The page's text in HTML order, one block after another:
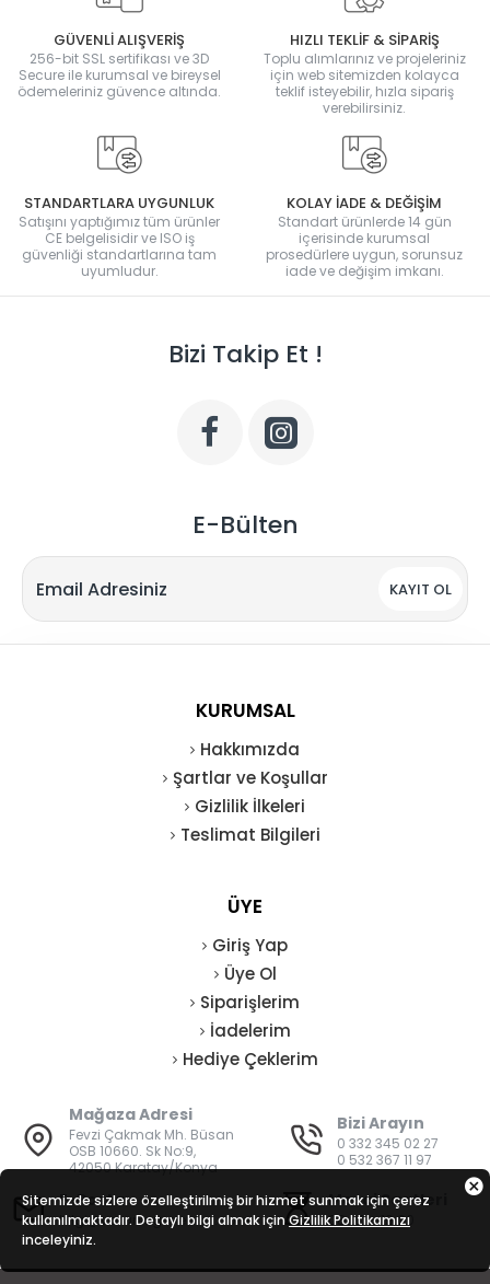
GÜVENLİ ALIŞVERİŞ
256-bit SSL sertifikası ve 3D
Secure ile kurumsal ve bireysel
ödemeleriniz güvence altında.
HIZLI TEKLİF & SİPARİŞ
Toplu alımlarınız ve projeleriniz
için web sitemizden kolayca
teklif isteyebilir, hızla sipariş
verebilirsiniz.
STANDARTLARA UYGUNLUK
Satışını yaptığımız tüm ürünler
CE belgelisidir ve ISO iş
güvenliği standartlarına tam
uyumludur.
KOLAY İADE & DEĞİŞİM
Standart ürünlerde 14 gün
içerisinde kurumsal
prosedürlere uygun, sorunsuz
iade ve değişim imkanı.
Bizi Takip Et !
E-Bülten
KAYIT OL
KURUMSAL
Hakkımızda
Şartlar ve Koşullar
Gizlilik İlkeleri
Teslimat Bilgileri
ÜYE
Giriş Yap
Üye Ol
Siparişlerim
İadelerim
Hediye Çeklerim
Mağaza Adresi
Fevzi Çakmak Mh. Büsan
OSB 10660. Sk No:9,
42050 Karatay/Konya
Bizi Arayın
0 332 345 02 27
0 532 367 11 97
E-Posta
bilgi@vatanisguvenligi.com
Mesai Saatleri
08:00 - 19:00
Sitemizde sizlere özelleştirilmiş bir hizmet sunmak için çerez
kullanılmaktadır. Detaylı bilgi almak için Gizlilik Politikamızı
inceleyiniz.